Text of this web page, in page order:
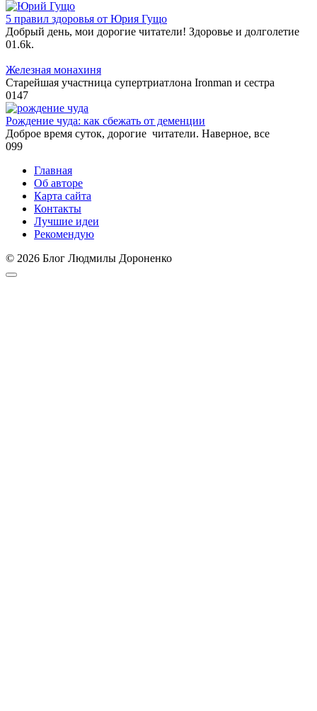
5 правил здоровья от Юрия Гущо
Добрый день, мои дорогие читатели! Здоровье и долголетие
01.6k.
Железная монахиня
Старейшая участница супертриатлона Ironman и сестра
0147
Рождение чуда: как сбежать от деменции
Доброе время суток, дорогие читатели. Наверное, все
099
Главная
Об авторе
Карта сайта
Контакты
Лучшие идеи
Рекомендую
© 2026 Блог Людмилы Дороненко